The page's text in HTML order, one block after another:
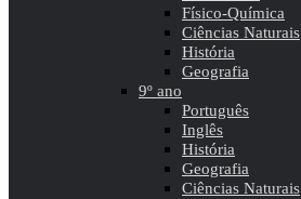
Físico-Química
Ciências Naturais
História
Geografia
9º ano
Português
Inglês
História
Geografia
Ciências Naturais